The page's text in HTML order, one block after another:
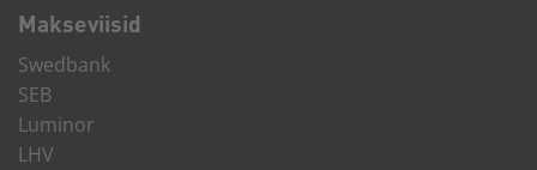
Makseviisid
Swedbank
SEB
Luminor
LHV